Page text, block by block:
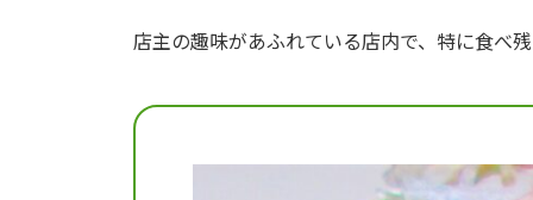
店主の趣味があふれている店内で、特に食べ